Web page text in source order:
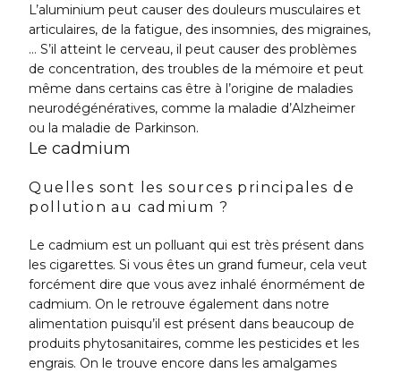
L’aluminium peut causer des douleurs musculaires et
articulaires, de la fatigue, des insomnies, des migraines,
… S’il atteint le cerveau, il peut causer des problèmes
de concentration, des troubles de la mémoire et peut
même dans certains cas être à l’origine de maladies
neurodégénératives, comme la maladie d’Alzheimer
ou la maladie de Parkinson.
Le cadmium
Quelles sont les sources principales de
pollution au cadmium ?
Le cadmium est un polluant qui est très présent dans
les cigarettes. Si vous êtes un grand fumeur, cela veut
forcément dire que vous avez inhalé énormément de
cadmium. On le retrouve également dans notre
alimentation puisqu’il est présent dans beaucoup de
produits phytosanitaires, comme les pesticides et les
engrais. On le trouve encore dans les amalgames